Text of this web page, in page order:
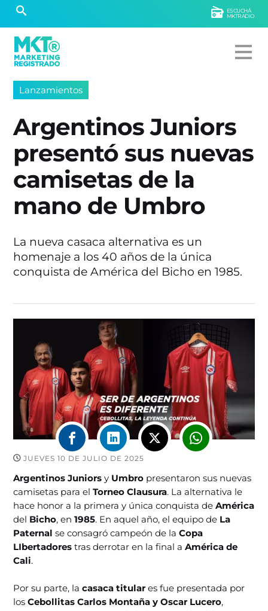
ESCUCHÁ
MKTRADIO
Lanzamientos
Argentinos Juniors
presentó sus nuevas
camisetas de la
mano de Umbro
La nueva casaca alternativa es un
homenaje a los 40 años de la única
conquista de América del Bicho en 1985.
JUEVES 10 DE JULIO DE 2025
Argentinos Juniors y Umbro presentaron sus nuevas
camisetas para elTorneo Clausura. La alternativa le
hace honor a la primera y única conquista deAmérica
del Bicho, en1985. En aquel año, el equipo de La
Paternal se consagró campeón de laCopa
LIbertadores tras derrotar en la final aAmérica de
Cali.
Por su parte, lacasaca titular es fue presentada por
losCebollitas Carlos Montaña y Oscar Lucero,